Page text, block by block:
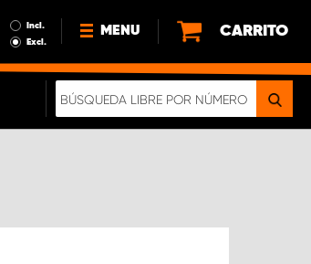
Incl.
Excl.
MENU
NOTICIAS
CARRITO